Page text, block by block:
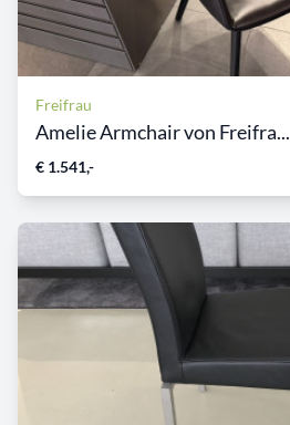
Freifrau
Amelie Armchair von Freifra...
€ 1.541,-